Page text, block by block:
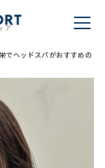
ア
でヘッドスパがおすすめの美